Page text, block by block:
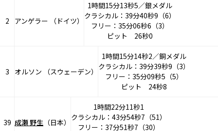
2 アンゲラー （ドイツ）
1時間15分13秒5／銀メダル
クラシカル：39分40秒9（6）
フリー：35分06秒6（3）
ピット 26秒0
3 オルソン （スウェーデン）
1時間15分14秒2／銅メダル
クラシカル：39分39秒9（3）
フリー：35分09秒5（5）
ピット 24秒8
39 成瀬 野生 （日本）
1時間22分11秒1
クラシカル：43分54秒7（51）
フリー：37分51秒7（30）